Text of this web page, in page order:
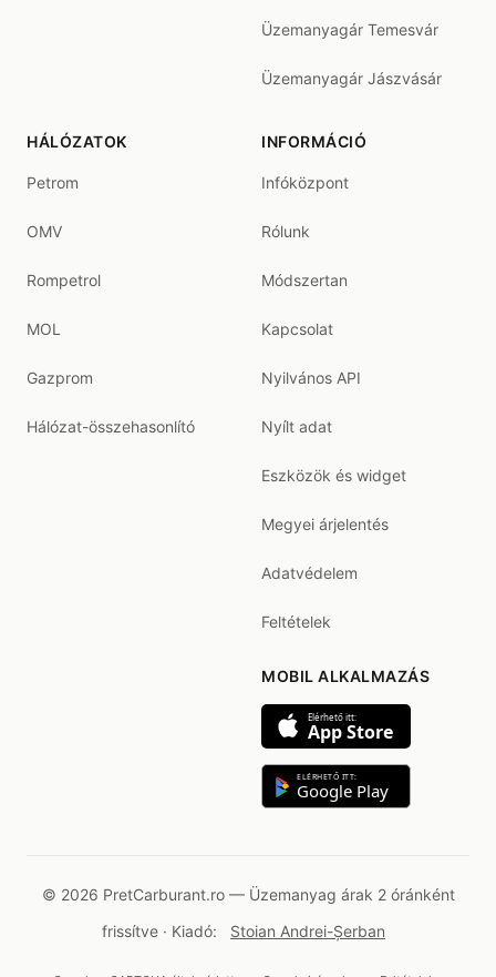
Üzemanyagár Temesvár
Üzemanyagár Jászvásár
HÁLÓZATOK
Petrom
OMV
Rompetrol
MOL
Gazprom
Hálózat-összehasonlító
INFORMÁCIÓ
Infóközpont
Rólunk
Módszertan
Kapcsolat
Nyilvános API
Nyílt adat
Eszközök és widget
Megyei árjelentés
Adatvédelem
Feltételek
MOBIL ALKALMAZÁS
Elérhető itt:
App Store
ELÉRHETŐ ITT:
Google Play
© 2026 PretCarburant.ro — Üzemanyag árak 2 óránként
frissítve · Kiadó:
Stoian Andrei-Șerban